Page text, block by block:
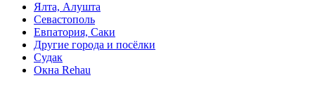
Ялта, Алушта
Севастополь
Евпатория, Саки
Другие города и посёлки
Судак
Окна Rehau